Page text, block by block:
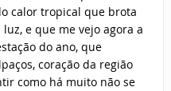
calor tropical que brota
e que me vejo agora a
do ano, que
coração da região
como há muito não se